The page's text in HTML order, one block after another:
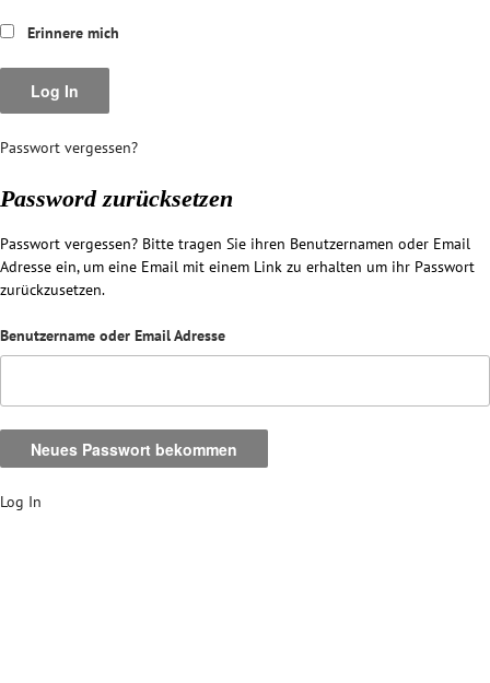
Erinnere mich
Passwort vergessen?
Password zurücksetzen
Passwort vergessen? Bitte tragen Sie ihren Benutzernamen oder Email
Adresse ein, um eine Email mit einem Link zu erhalten um ihr Passwort
zurückzusetzen.
Benutzername oder Email Adresse
Log In